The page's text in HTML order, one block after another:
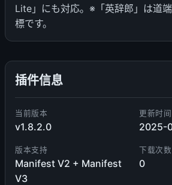
Lite」にも対応。※「英辞郎」は道
標です。
插件信息
当前版本
v1.8.2.0
更新时间
2025-
版本支持
Manifest V2 + Manifest
V3
下载次数
0